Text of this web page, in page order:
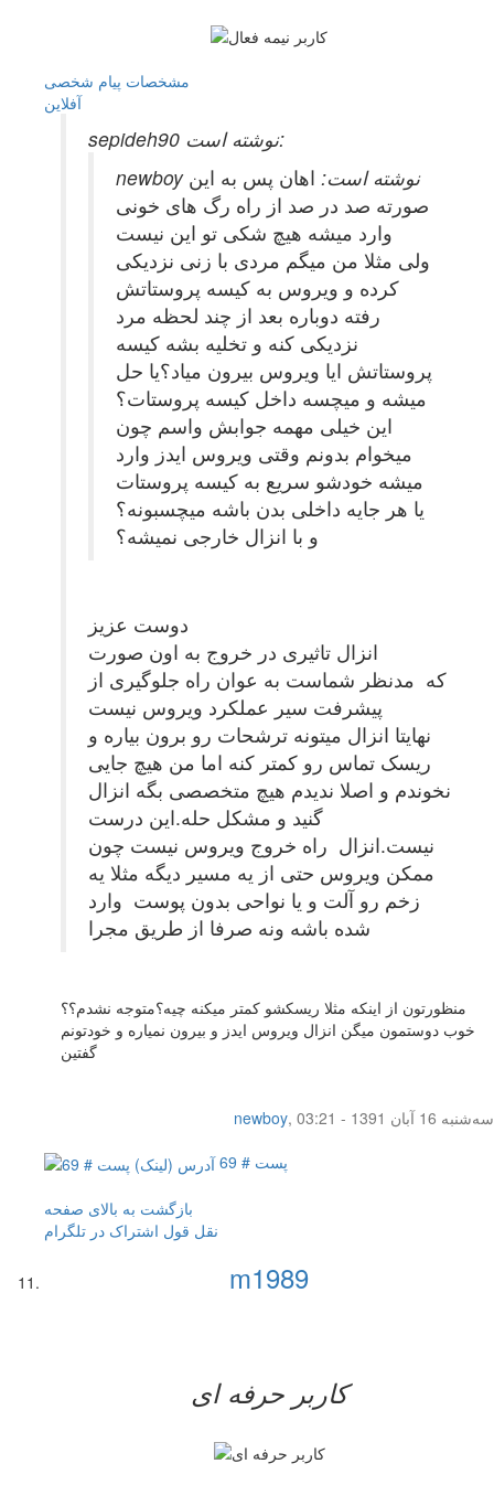
مشخصات پیام شخصی
آفلاين
sepideh90 نوشته است:
newboy نوشته است: اهان پس به این
صورته صد در صد از راه رگ های خونی
وارد میشه هیچ شکی تو این نیست
ولی مثلا من میگم مردی با زنی نزدیکی
کرده و ویروس به کیسه پروستاتش
رفته دوباره بعد از چند لحظه مرد
نزدیکی کنه و تخلیه بشه کیسه
پروستاتش ایا ویروس بیرون میاد؟یا حل
میشه و میچسه داخل کیسه پروستات؟
این خیلی مهمه جوابش واسم چون
میخوام بدونم وقتی ویروس ایدز وارد
میشه خودشو سریع به کیسه پروستات
یا هر جایه داخلی بدن باشه میچسبونه؟
و با انزال خارجی نمیشه؟
دوست عزیز
انزال تاثیری در خروج به اون صورت
که مدنظر شماست به عوان راه جلوگیری از
پیشرفت سیر عملکرد ویروس نیست
نهایتا انزال میتونه ترشحات رو برون بیاره و
ریسک تماس رو کمتر کنه اما من هیچ جایی
نخوندم و اصلا ندیدم هیچ متخصصی بگه انزال
گنید و مشکل حله.این درست
نیست.انزال راه خروج ویروس نیست چون
ممکن ویروس حتی از یه مسیر دیگه مثلا یه
زخم رو آلت و یا نواحی بدون پوست وارد
شده باشه ونه صرفا از طریق مجرا
منظورتون از اینکه مثلا ریسکشو کمتر میکنه چیه؟متوجه نشدم؟؟
خوب دوستمون میگن انزال ویروس ایدز و بیرون نمیاره و خودتونم
گفتین
newboy,
سه‌شنبه 16 آبان 1391 - 03:21
پست # 69
بازگشت به بالای صفحه
نقل قول اشتراک در تلگرام
m1989
کاربر حرفه ای